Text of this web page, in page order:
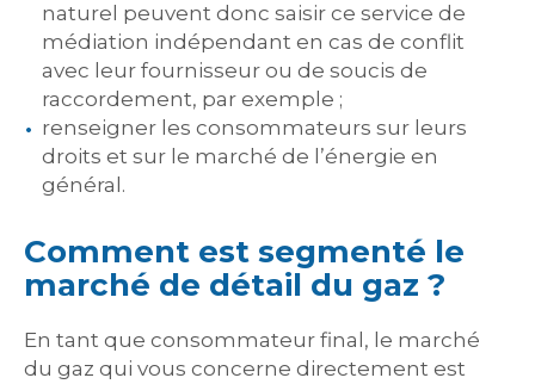
naturel peuvent donc saisir ce service de
médiation indépendant en cas de conflit
avec leur fournisseur ou de soucis de
raccordement, par exemple ;
renseigner les consommateurs sur leurs
droits et sur le marché de l’énergie en
général.
Comment est segmenté le
marché de détail du gaz ?
En tant que consommateur final, le marché
du gaz qui vous concerne directement est